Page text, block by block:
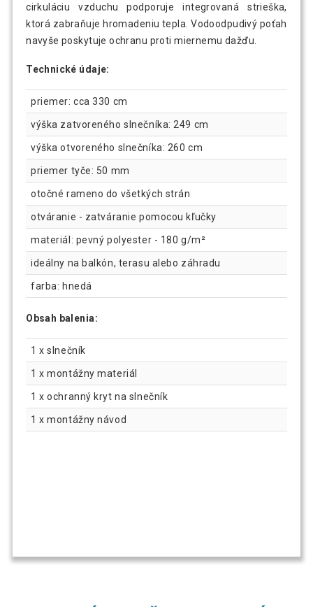
cirkuláciu vzduchu podporuje integrovaná strieška,
ktorá zabraňuje hromadeniu tepla. Vodoodpudivý poťah
navyše poskytuje ochranu proti miernemu dažďu.
Technické údaje:
priemer: cca 330 cm
výška zatvoreného slnečníka: 249 cm
výška otvoreného slnečníka: 260 cm
priemer tyče: 50 mm
otočné rameno do všetkých strán
otváranie - zatváranie pomocou kľučky
materiál: pevný polyester - 180 g/m²
ideálny na balkón, terasu alebo záhradu
farba: hnedá
Obsah balenia:
1 x slnečník
1 x montážny materiál
1 x ochranný kryt na slnečník
1 x montážny návod